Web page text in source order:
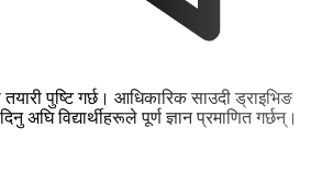
तयारी पुष्टि गर्छ। आधिकारिक साउदी ड्राइभिङ
अघि विद्यार्थीहरूले पूर्ण ज्ञान प्रमाणित गर्छन्।